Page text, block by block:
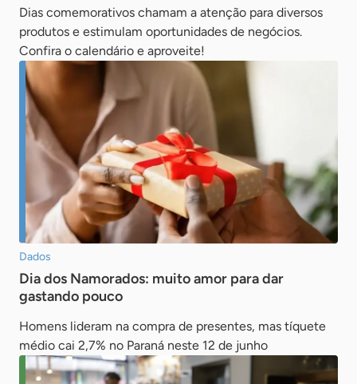
Dias comemorativos chamam a atenção para diversos
produtos e estimulam oportunidades de negócios.
Confira o calendário e aproveite!
Dados
Dia dos Namorados: muito amor para dar
gastando pouco
Homens lideram na compra de presentes, mas tíquete
médio cai 2,7% no Paraná neste 12 de junho